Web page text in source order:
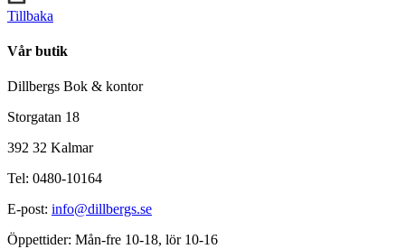
Tillbaka
Vår butik
Dillbergs Bok & kontor
Storgatan 18
392 32 Kalmar
Tel: 0480-10164
E-post: info@dillbergs.se
Öppettider: Mån-fre 10-18, lör 10-16